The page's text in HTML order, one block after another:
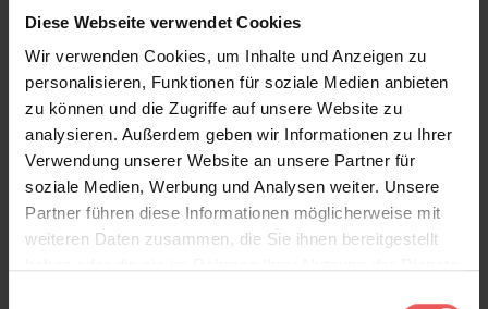
Diese Webseite verwendet Cookies
Wir verwenden Cookies, um Inhalte und Anzeigen zu
personalisieren, Funktionen für soziale Medien anbieten
zu können und die Zugriffe auf unsere Website zu
analysieren. Außerdem geben wir Informationen zu Ihrer
Verwendung unserer Website an unsere Partner für
soziale Medien, Werbung und Analysen weiter. Unsere
Partner führen diese Informationen möglicherweise mit
weiteren Daten zusammen, die Sie ihnen bereitgestellt
Coral, beige
127,00 €